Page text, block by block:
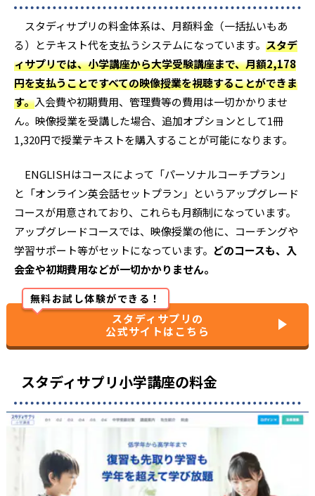
スタディサプリの料金体系は、月額料金（一括払いもあ
る）とテキスト代を支払うシステムになっています。 スタデ
ィサプリでは、小学講座から大学受験講座まで、月額2,178
円を支払うことですべての映像授業を視聴することができま
す。入会費や初期費用、管理費等の費用は一切かかりませ
ん。映像授業を受講した場合、追加オプションとして1冊
1,320円で授業テキストを購入することが可能になります。
ENGLISHはコースによって「パーソナルコーチプラン」
と「オンライン英会話セットプラン」というアップグレード
コースが用意されており、これらも月額制になっています。
アップグレードコースでは、映像授業の他に、コーチングや
学習サポート等がセットになっています。 どのコースも、入
会金や初期費用などが一切かかりません。
無料お試し体験ができる！
スタディサプリの
公式サイトはこちら
スタディサプリ小学講座の料金